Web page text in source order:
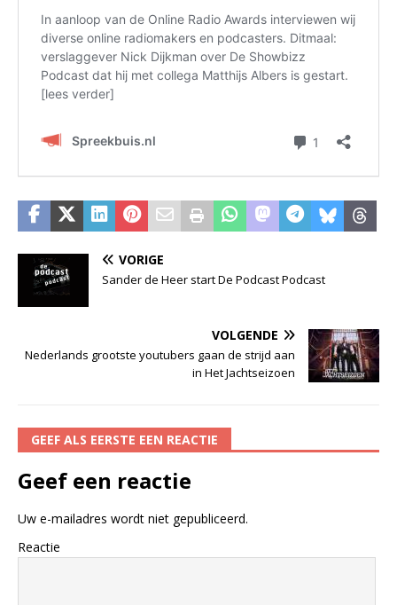
VORIGE
Sander de Heer start De Podcast Podcast
VOLGENDE
Nederlands grootste youtubers gaan de strijd aan
in Het Jachtseizoen
GEEF ALS EERSTE EEN REACTIE
Geef een reactie
Uw e-mailadres wordt niet gepubliceerd.
Reactie